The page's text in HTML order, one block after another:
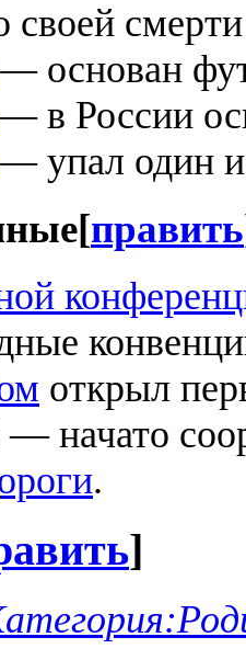
своей
основан
в России
упал один
[править
открыл
— начато
.
]